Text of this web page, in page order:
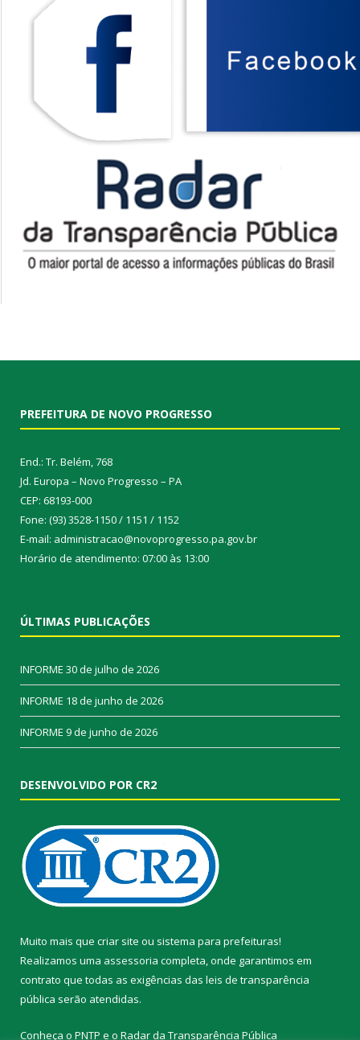
PREFEITURA DE NOVO PROGRESSO
End.: Tr. Belém, 768
Jd. Europa – Novo Progresso – PA
CEP: 68193-000
Fone: (93) 3528-1150 / 1151 / 1152
E-mail: administracao@novoprogresso.pa.gov.br
Horário de atendimento: 07:00 às 13:00
ÚLTIMAS PUBLICAÇÕES
INFORME 30 de julho de 2026
INFORME 18 de junho de 2026
INFORME 9 de junho de 2026
DESENVOLVIDO POR CR2
Muito mais que criar site ou sistema para prefeituras!
Realizamos uma assessoria completa, onde garantimos em
contrato que todas as exigências das leis de transparência
pública serão atendidas.
Conheça o PNTP e o Radar da Transparência Pública